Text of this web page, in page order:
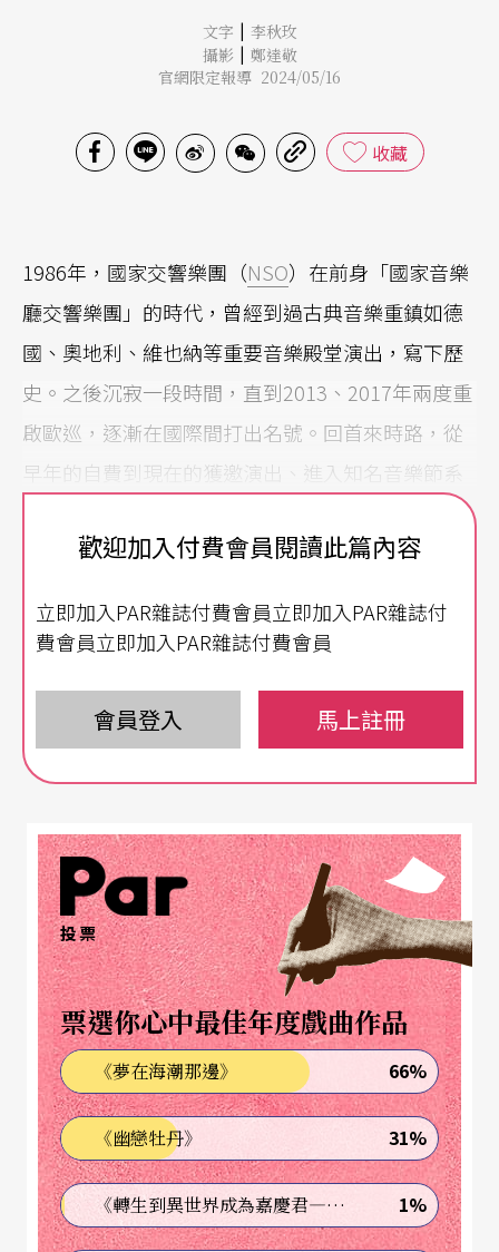
文字 | 李秋玫
攝影 | 鄭達敬
官網限定報導 2024/05/16
收藏
1986年，國家交響樂團（NSO）在前身「國家音樂
廳交響樂團」的時代，曾經到過古典音樂重鎮如德
國、奧地利、維也納等重要音樂殿堂演出，寫下歷
史。之後沉寂一段時間，直到2013、2017年兩度重
啟歐巡，逐漸在國際間打出名號。回首來時路，從
早年的自費到現在的獲邀演出、進入知名音樂節系
列......走過無數歲月的期間，歷屆領航者、音樂家、
行政團隊等，在一棒接一棒的傳承中所付出的貢
繼去年在美、日巡演後，今年NSO同樣以「台灣愛
樂」（Taiwan Philharmonic）為名，踏上瑞士、德
國及法國國土。一來展現樂團的實力，二來在歐巡
末站也為了2024年7月台灣即將在巴黎舉行的「文
歡迎加入付費會員閱讀此篇內容
立即加入PAR雜誌付費會員立即加入PAR雜誌付
費會員立即加入PAR雜誌付費會員
會員登入 馬上註冊
投票
票選你心中最佳年度戲曲作品
《夢在海潮那邊》 66%
《幽戀牡丹》 31%
《轉生到異世界成為嘉慶君—發現我的祖先是詐騙集團!?》 1%